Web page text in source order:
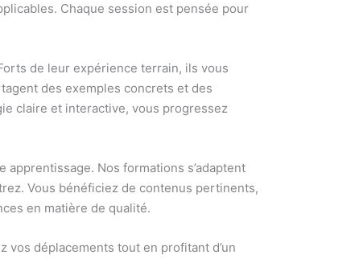
Chaque session est pensée pour
de leur expérience terrain, ils vous
des exemples concrets et des
claire et interactive, vous progressez
Nos formations s’adaptent
Vous bénéficiez de contenus pertinents,
en matière de qualité.
déplacements tout en profitant d’un